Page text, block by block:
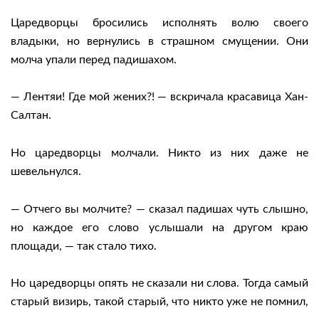
Царедворцы бросились исполнять волю своего
владыки, но вернулись в страшном смущении. Они
молча упали перед падишахом.
— Лентяи! Где мой жених?! — вскричала красавица Хан-
Салтан.
Но царедворцы молчали. Никто из них даже не
шевельнулся.
— Отчего вы молчите? — сказал падишах чуть слышно,
но каждое его слово услышали на другом краю
площади, — так стало тихо.
Но царедворцы опять не сказали ни слова. Тогда самый
старый визирь, такой старый, что никто уже не помнил,